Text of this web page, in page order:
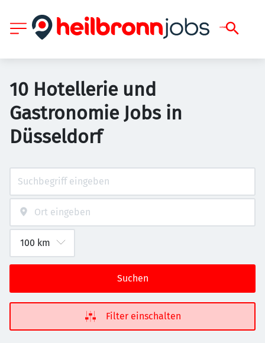
10 Hotellerie und
Gastronomie Jobs in
Düsseldorf
Suchen
Filter einschalten